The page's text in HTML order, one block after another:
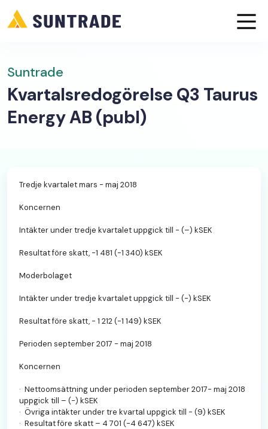
Suntrade
Kvartalsredogörelse Q3 Taurus
Energy AB (publ)
Tredje kvartalet mars - maj 2018
Koncernen
Intäkter under tredje kvartalet uppgick till - (–) kSEK
Resultat före skatt, -1 481 (-1 340) kSEK
Moderbolaget
Intäkter under tredje kvartalet uppgick till - (-) kSEK
Resultat före skatt, - 1 212 (-1 149) kSEK
Perioden september 2017 - maj 2018
Koncernen
· Nettoomsättning under perioden september 2017- maj 2018
uppgick till – (-) kSEK
· Övriga intäkter under tre kvartal uppgick till - (9) kSEK
· Resultat före skatt – 4 701 (-4 647) kSEK